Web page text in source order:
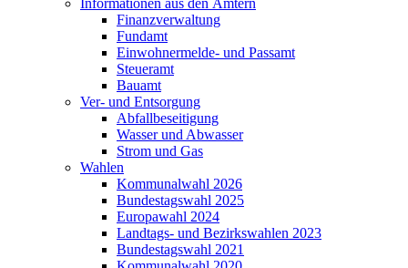
Informationen aus den Ämtern
Finanzverwaltung
Fundamt
Einwohnermelde- und Passamt
Steueramt
Bauamt
Ver- und Entsorgung
Abfallbeseitigung
Wasser und Abwasser
Strom und Gas
Wahlen
Kommunalwahl 2026
Bundestagswahl 2025
Europawahl 2024
Landtags- und Bezirkswahlen 2023
Bundestagswahl 2021